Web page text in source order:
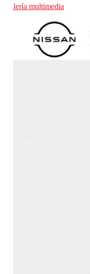
Galería multimedia